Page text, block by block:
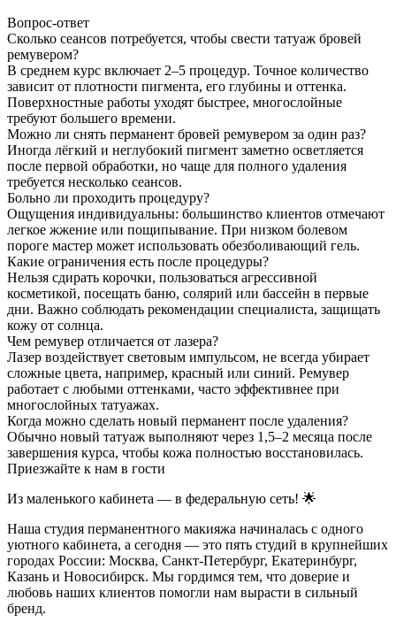
Вопрос-ответ
Сколько сеансов потребуется, чтобы свести татуаж бровей
ремувером?
В среднем курс включает 2–5 процедур. Точное количество
зависит от плотности пигмента, его глубины и оттенка.
Поверхностные работы уходят быстрее, многослойные
требуют большего времени.
Можно ли снять перманент бровей ремувером за один раз?
Иногда лёгкий и неглубокий пигмент заметно осветляется
после первой обработки, но чаще для полного удаления
требуется несколько сеансов.
Больно ли проходить процедуру?
Ощущения индивидуальны: большинство клиентов отмечают
легкое жжение или пощипывание. При низком болевом
пороге мастер может использовать обезболивающий гель.
Какие ограничения есть после процедуры?
Нельзя сдирать корочки, пользоваться агрессивной
косметикой, посещать баню, солярий или бассейн в первые
дни. Важно соблюдать рекомендации специалиста, защищать
кожу от солнца.
Чем ремувер отличается от лазера?
Лазер воздействует световым импульсом, не всегда убирает
сложные цвета, например, красный или синий. Ремувер
работает с любыми оттенками, часто эффективнее при
многослойных татуажах.
Когда можно сделать новый перманент после удаления?
Обычно новый татуаж выполняют через 1,5–2 месяца после
завершения курса, чтобы кожа полностью восстановилась.
Приезжайте к нам в гости
Из маленького кабинета — в федеральную сеть! 🌟
Наша студия перманентного макияжа начиналась с одного
уютного кабинета, а сегодня — это пять студий в крупнейших
городах России: Москва, Санкт-Петербург, Екатеринбург,
Казань и Новосибирск. Мы гордимся тем, что доверие и
любовь наших клиентов помогли нам вырасти в сильный
бренд.